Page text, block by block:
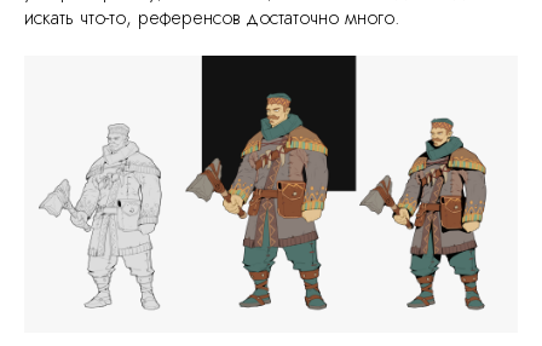
искать что-то, референсов достаточно много.